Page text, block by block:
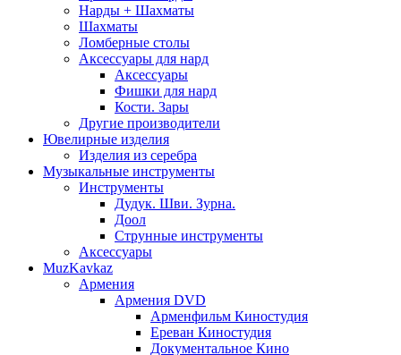
Нарды + Шахматы
Шахматы
Ломберные столы
Аксессуары для нард
Аксессуары
Фишки для нард
Кости. Зары
Другие производители
Ювелирные изделия
Изделия из серебра
Музыкальные инструменты
Инструменты
Дудук. Шви. Зурна.
Доол
Струнные инструменты
Аксессуары
MuzKavkaz
Армения
Армения DVD
Арменфильм Киностудия
Ереван Киностудия
Документальное Кино